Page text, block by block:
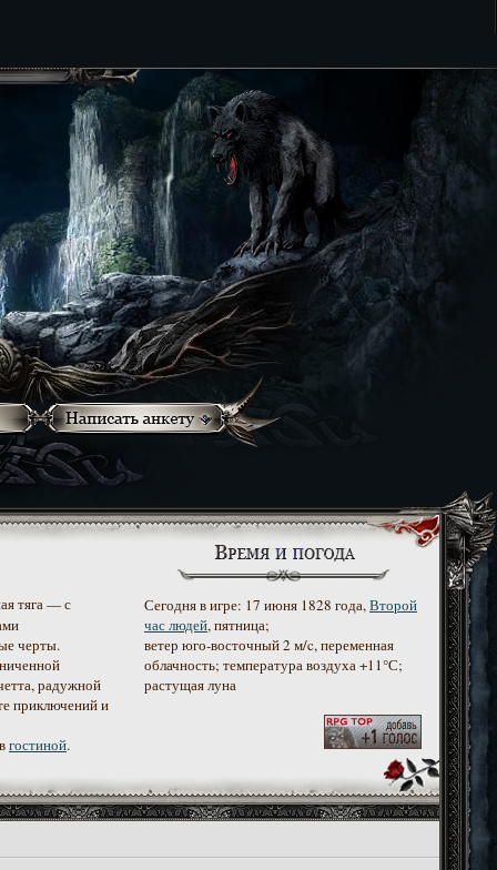
тяга — с
черты.
радужной
приключений и
гостиной.
Сегодня в игре: 17 июня 1828 года,Второй
час людей, пятница;
ветер юго-восточный 2 м/c, переменная
облачность; температура воздуха +11°С;
растущая луна